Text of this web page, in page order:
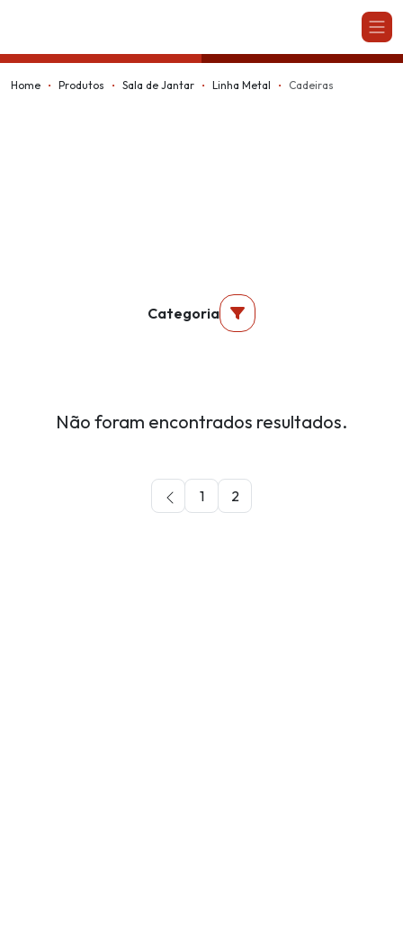
Home Produtos Sala de Jantar Linha Metal Cadeiras
Categoria
Não foram encontrados resultados.
1 2